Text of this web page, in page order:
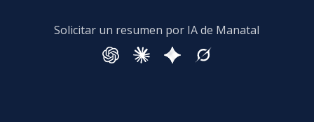
Solicitar un resumen por IA de Manatal